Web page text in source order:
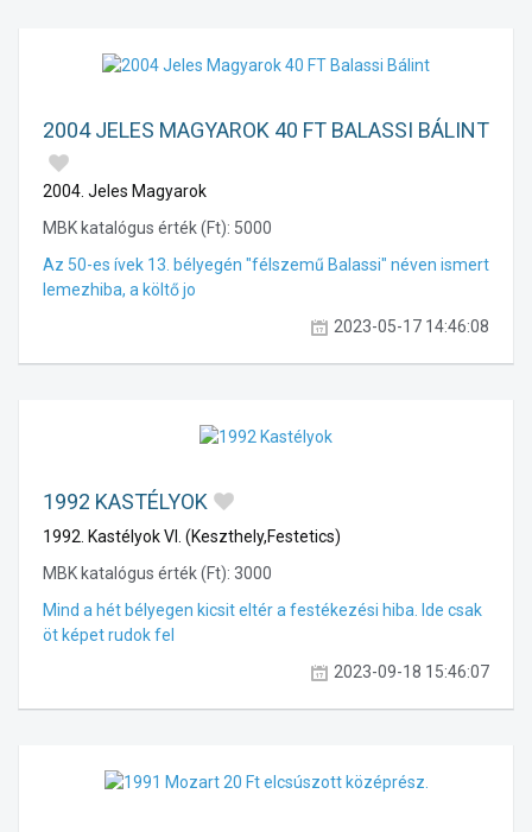
2004 JELES MAGYAROK 40 FT BALASSI BÁLINT
2004. Jeles Magyarok
MBK katalógus érték (Ft): 5000
Az 50-es ívek 13. bélyegén "félszemű Balassi" néven ismert
lemezhiba, a költő jo
2023-05-17 14:46:08
1992 KASTÉLYOK
1992. Kastélyok VI. (Keszthely,Festetics)
MBK katalógus érték (Ft): 3000
Mind a hét bélyegen kicsit eltér a festékezési hiba. Ide csak
öt képet rudok fel
2023-09-18 15:46:07